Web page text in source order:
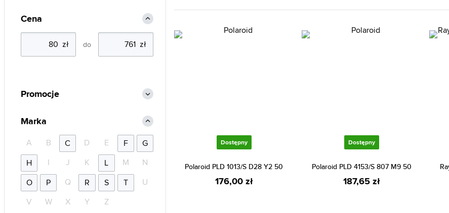
Dostępny
Polaroid PLD 1013/S D28 Y2 50
176,00 zł
Dostępny
Polaroid PLD 4153/S 807 M9 50
187,65 zł
Cena
do
Promocje
Marka
A B C D E F
G
H
I J K L M
N
O
P Q R S T
U
V
W X Y Z